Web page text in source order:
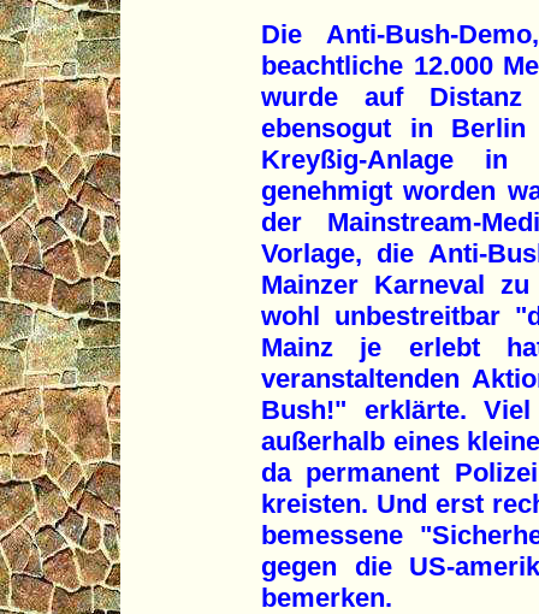
Die Anti-Bush-
beachtliche 12.000
wurde auf
ebensogut in
Kreyßig-Anlage in
genehmigt worden
der Mainstream-
Vorlage, die Anti-
Mainzer Karneval
wohl unbestreitbar
Mainz je erlebt
veranstaltenden
Bush!" erklärte.
außerhalb eines
da permanent
kreisten. Und erst
bemessene
gegen die US-
bemerken.